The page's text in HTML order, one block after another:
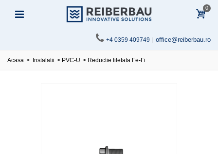
0
+4 0359 409749 office@reiberbau.ro
Acasa > Instalatii > PVC-U > Reductie filetata Fe-Fi